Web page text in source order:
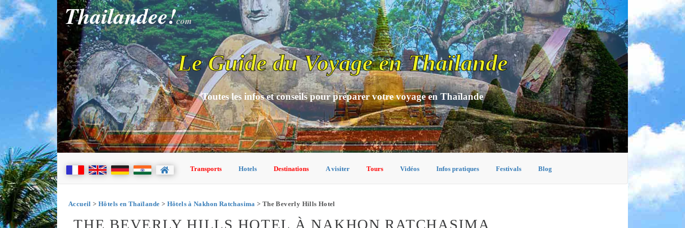
Thailandee!com
Le Guide du Voyage en Thaïlande
Toutes les infos et conseils pour préparer votre voyage en Thaïlande
Transports Hotels Destinations A visiter Tours Vidéos Infos pratiques Festivals Blog
Accueil > Hôtels en Thaïlande > Hôtels à Nakhon Ratchasima > The Beverly Hills Hotel
THE BEVERLY HILLS HOTEL À NAKHON RATCHASIMA